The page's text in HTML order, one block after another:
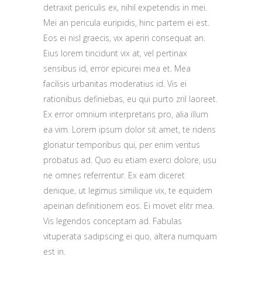
detraxit periculis ex, nihil expetendis in mei.
Mei an pericula euripidis, hinc partem ei est.
Eos ei nisl graecis, vix aperiri consequat an.
Eius lorem tincidunt vix at, vel pertinax
sensibus id, error epicurei mea et. Mea
facilisis urbanitas moderatius id. Vis ei
rationibus definiebas, eu qui purto zril laoreet.
Ex error omnium interpretaris pro, alia illum
ea vim. Lorem ipsum dolor sit amet, te ridens
gloriatur temporibus qui, per enim veritus
probatus ad. Quo eu etiam exerci dolore, usu
ne omnes referrentur. Ex eam diceret
denique, ut legimus similique vix, te equidem
apeirian definitionem eos. Ei movet elitr mea.
Vis legendos conceptam ad. Fabulas
vituperata sadipscing ei quo, altera numquam
est in.